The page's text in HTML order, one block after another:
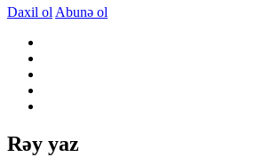
Daxil ol Abunə ol
Rəy yaz